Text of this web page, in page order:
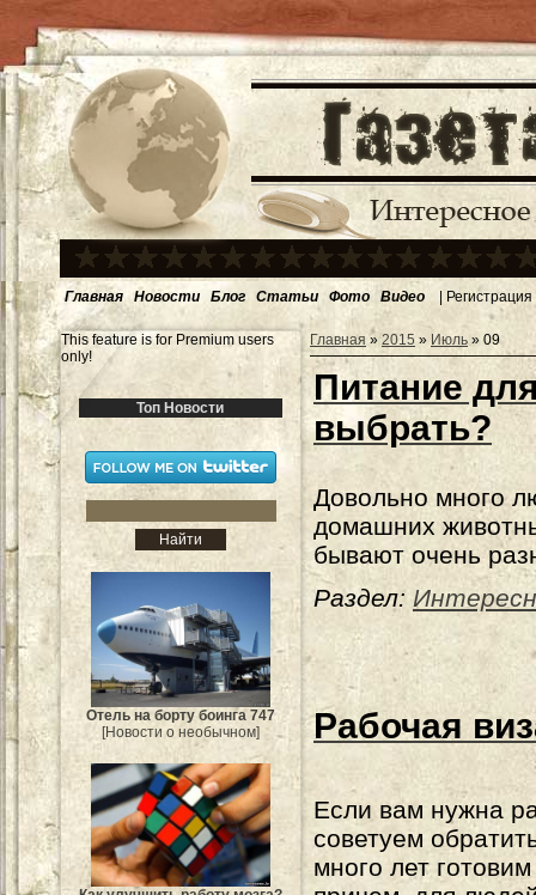
Главная Новости Блог Статьи Фото Видео | Регистрация
This feature is for Premium users
only!
Топ Новости
Отель на борту боинга 747
[Новости о необычном]
Главная » 2015 » Июль » 09
Питание
выбрать?
Довольно много
домашних
бывают очень
Раздел:
Рабочая
Если вам нужна
советуем
много лет